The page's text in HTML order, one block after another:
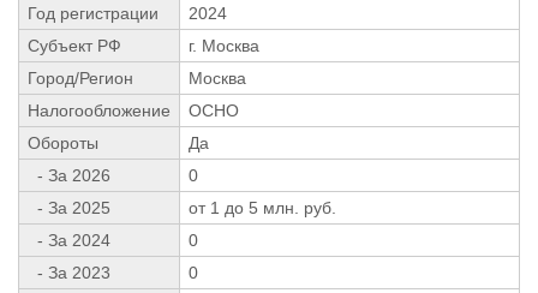
Год регистрации
2024
Субъект РФ
г. Москва
Город/Регион
Москва
Налогообложение
ОСНО
Обороты
Да
- За 2026
0
- За 2025
от 1 до 5 млн. руб.
- За 2024
0
- За 2023
0